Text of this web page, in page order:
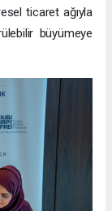
ticaret ağıyla
büyümeye